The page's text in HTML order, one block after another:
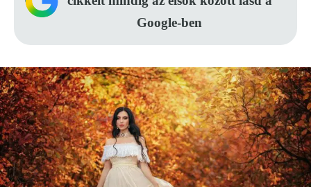
Google-ben